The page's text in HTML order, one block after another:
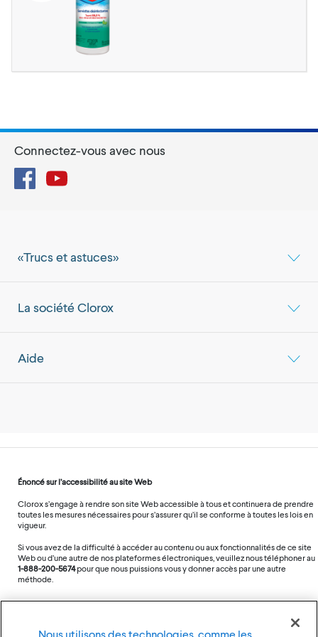
«Trucs et astuces»
La société Clorox
Aide
Connectez-vous avec nous
FacebookYouTube
Énoncé sur l’accessibilité au site Web
Clorox s’engage à rendre son site Web accessible à tous et continuera de prendre
toutes les mesures nécessaires pour s’assurer qu’il se conforme à toutes les lois en
vigueur.
Si vous avez de la difficulté à accéder au contenu ou aux fonctionnalités de ce site
Web ou d’une autre de nos plateformes électroniques, veuillez nous téléphoner au
1-888-200-5674pour que nous puissions vous y donner accès par une autre
méthode.
Nous utilisons des technologies, comme les